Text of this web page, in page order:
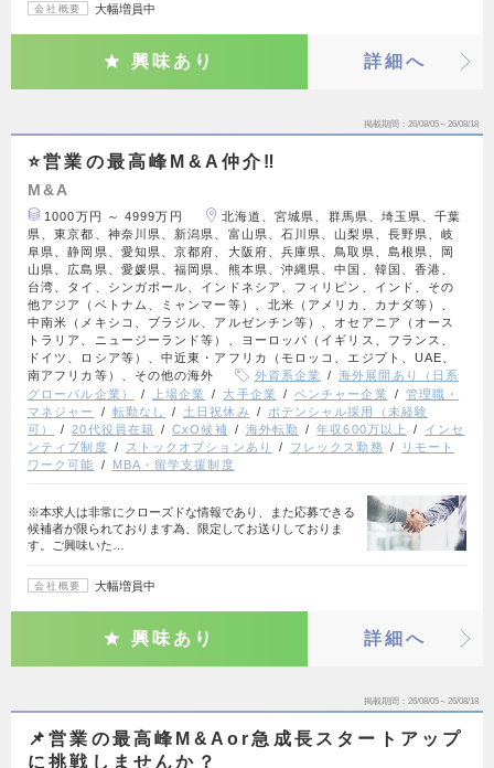
会社概要 大幅増員中
興味あり 詳細へ
掲載期間 26/08/05～26/08/18
⭐営業の最高峰M&A仲介‼️
M&A
1000万円 ～ 4999万円
北海道、宮城県、群馬県、埼玉県、千葉
県、東京都、神奈川県、新潟県、富山県、石川県、山梨県、長野県、岐
阜県、静岡県、愛知県、京都府、大阪府、兵庫県、鳥取県、島根県、岡
山県、広島県、愛媛県、福岡県、熊本県、沖縄県、中国、韓国、香港、
台湾、タイ、シンガポール、インドネシア、フィリピン、インド、その
他アジア（ベトナム、ミャンマー等）、北米（アメリカ、カナダ等）、
中南米（メキシコ、ブラジル、アルゼンチン等）、オセアニア（オース
トラリア、ニュージーランド等）、ヨーロッパ（イギリス、フランス、
ドイツ、ロシア等）、中近東・アフリカ（モロッコ、エジプト、UAE、
南アフリカ等）、その他の海外
外資系企業
海外展開あり（日系
グローバル企業）
上場企業 大手企業 ベンチャー企業
管理職・
マネジャー
転勤なし 土日祝休み
ポテンシャル採用（未経験
可）
20代役員在籍 CxO候補 海外転勤 年収600万以上
インセ
ンティブ制度
ストックオプションあり フレックス勤務
リモート
ワーク可能
MBA・留学支援制度
※本求人は非常にクローズドな情報であり、また応募できる
候補者が限られております為、限定してお送りしておりま
す。ご興味いた…
会社概要 大幅増員中
興味あり 詳細へ
掲載期間 26/08/05～26/08/18
📌営業の最高峰M&Aor急成長スタートアップ
に挑戦しませんか？